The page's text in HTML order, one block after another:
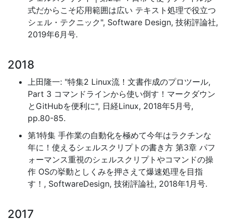
式だからこそ応用範囲は広い テキスト処理で役立つ
シェル・テクニック", Software Design, 技術評論社,
2019年6月号.
2018
上田隆一: "特集2 Linux流！文書作成のプロツール,
Part 3 コマンドラインから使い倒す！マークダウン
とGitHubを便利に", 日経Linux, 2018年5月号,
pp.80-85.
第1特集 手作業の自動化を極めて今年はラクチンな
年に！使えるシェルスクリプトの書き方 第3章 パフ
ォーマンス重視のシェルスクリプトやコマンドの操
作 OSの挙動としくみを押さえて爆速処理を目指
す！, SoftwareDesign, 技術評論社, 2018年1月号.
2017